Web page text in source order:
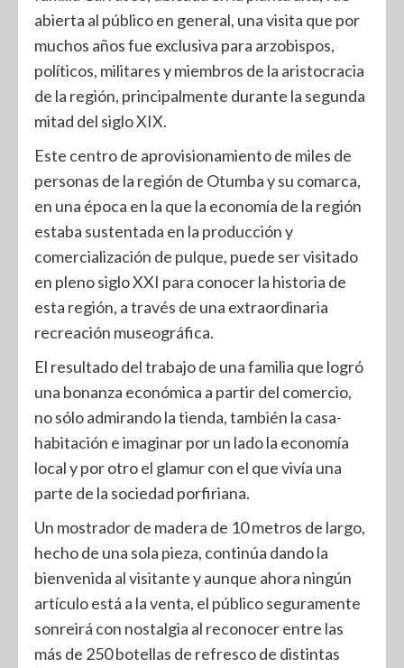
abierta al público en general, una visita que por
muchos años fue exclusiva para arzobispos,
políticos, militares y miembros de la aristocracia
de la región, principalmente durante la segunda
mitad del siglo XIX.
Este centro de aprovisionamiento de miles de
personas de la región de Otumba y su comarca,
en una época en la que la economía de la región
estaba sustentada en la producción y
comercialización de pulque, puede ser visitado
en pleno siglo XXI para conocer la historia de
esta región, a través de una extraordinaria
recreación museográfica.
El resultado del trabajo de una familia que logró
una bonanza económica a partir del comercio,
no sólo admirando la tienda, también la casa-
habitación e imaginar por un lado la economía
local y por otro el glamur con el que vivía una
parte de la sociedad porfiriana.
Un mostrador de madera de 10 metros de largo,
hecho de una sola pieza, continúa dando la
bienvenida al visitante y aunque ahora ningún
artículo está a la venta, el público seguramente
sonreirá con nostalgia al reconocer entre las
más de 250 botellas de refresco de distintas